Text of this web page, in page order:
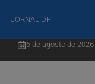
JORNAL DP
6 de agosto de 2026